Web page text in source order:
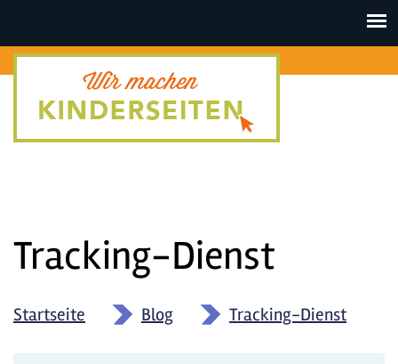
Toggle
Tracking-Dienst
Startseite » Blog » Tracking-Dienst